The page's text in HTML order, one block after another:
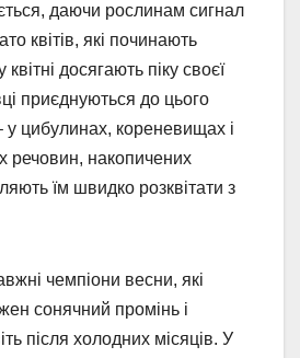
даючи рослинам сигнал
квітів, які починають
квітні досягають піку своєї
приєднуються до цього
у цибулинах, кореневищах і
речовин, накопичених
їм швидко розквітати з
чемпіони весни, які
сонячний промінь і
після холодних місяців. У